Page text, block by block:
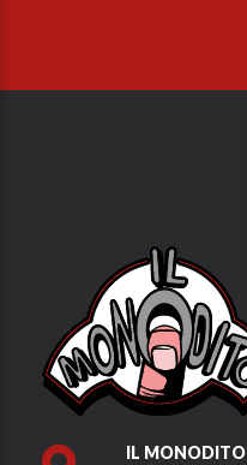
IL MONODITO